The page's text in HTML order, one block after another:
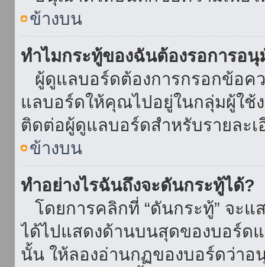
ข้างบน
ทำไมกระทู้ของฉันต้องรอการอนุ
ผู้ดูแลบอร์ดต้องการกรอกข้อค
แลบอร์ดให้คุณไปอยู่ในกลุ่มผู้ใช้
ติดต่อผู้ดูแลบอร์ดสำหรับรายละเ
ข้างบน
ทำอย่างไรฉันถึงจะดันกระทู้ได้?
โดยการคลิกที่ “ดันกระทู้” จะ
ได้ไปแสดงด้านบนสุดของบอร์ด
นั้น ให้ลองอ่านกฏของบอร์ดว่า